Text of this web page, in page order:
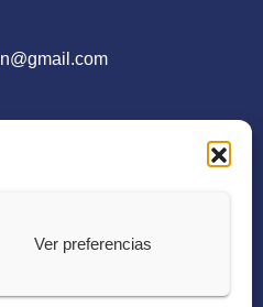
Ver preferencias